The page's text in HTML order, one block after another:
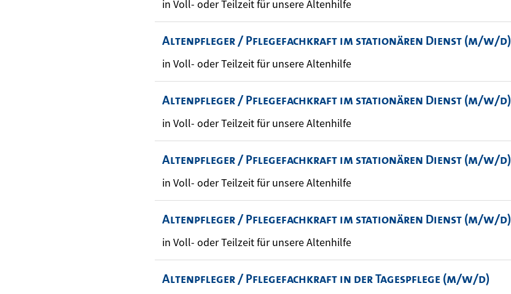
in Voll- oder Teilzeit für unsere Altenhilfe
Altenpfleger / Pflegefachkraft im stationären Dienst (m/w/d)
in Voll- oder Teilzeit für unsere Altenhilfe
Altenpfleger / Pflegefachkraft im stationären Dienst (m/w/d)
in Voll- oder Teilzeit für unsere Altenhilfe
Altenpfleger / Pflegefachkraft im stationären Dienst (m/w/d)
in Voll- oder Teilzeit für unsere Altenhilfe
Altenpfleger / Pflegefachkraft im stationären Dienst (m/w/d)
in Voll- oder Teilzeit für unsere Altenhilfe
Altenpfleger / Pflegefachkraft in der Tagespflege (m/w/d)